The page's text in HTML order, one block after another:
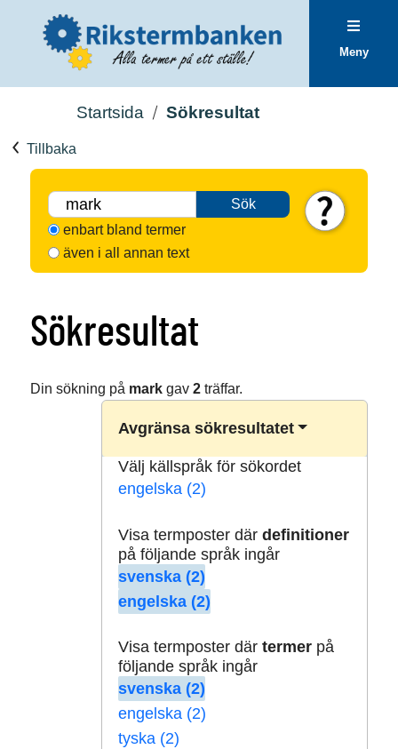
Meny
Startsida Sökresultat
Tillbaka
Sök
enbart bland termer
även i all annan text
Sökresultat
Din sökning på markgav 2träffar.
Avgränsa sökresultatet
Välj källspråk för sökordet
engelska (2)
Visa termposter där definitioner
på följande språk ingår
svenska (2)
engelska (2)
Visa termposter där termerpå
följande språk ingår
svenska (2)
engelska (2)
tyska (2)